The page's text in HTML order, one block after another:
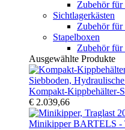
Zubehör für
Sichtlagerkästen
Zubehör für
Stapelboxen
Zubehör für
Ausgewählte Produkte
Kompakt-Kippbehälter-
€ 2.039,66
Minikipper BARTELS -